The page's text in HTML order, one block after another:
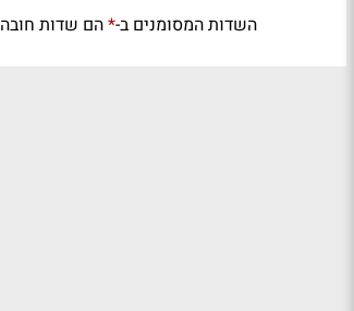
השדות המסומנים ב-*הם שדות חובה